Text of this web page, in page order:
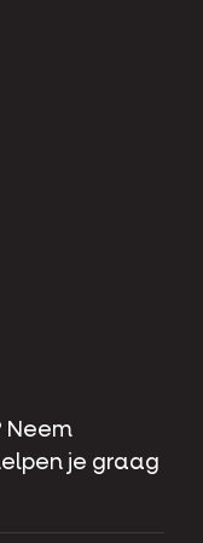
Neem
je graag